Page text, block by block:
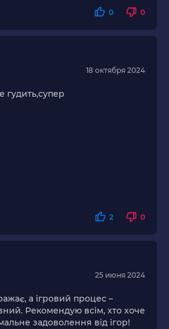
0 0
18 октября 2024
2 0
25 июня 2024
а ігровий процес –
Рекомендую всім, хто хоче
задоволення від ігор!